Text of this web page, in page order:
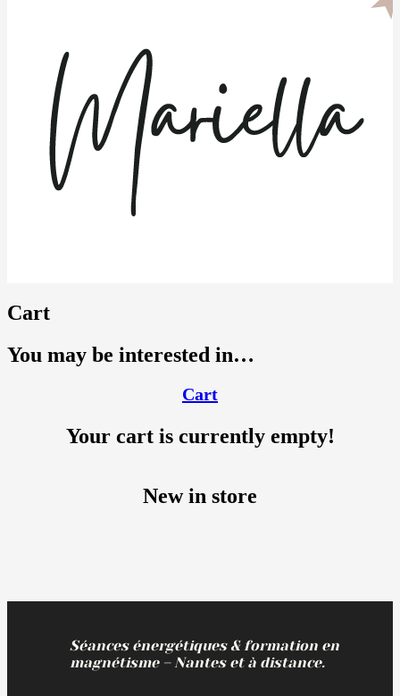
Cart
You may be interested in…
Cart
Your cart is currently empty!
New in store
Séances énergétiques & formation en
magnétisme – Nantes et à distance.